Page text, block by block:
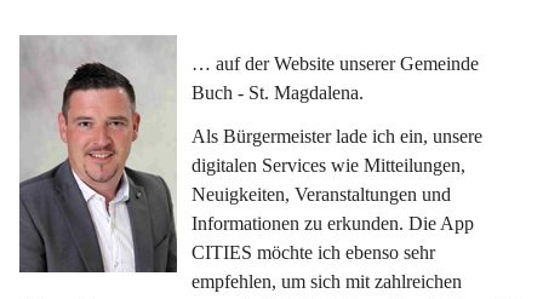
… auf der Website unserer Gemeinde
Buch - St. Magdalena.
Als Bürgermeister lade ich ein, unsere
digitalen Services wie Mitteilungen,
Neuigkeiten, Veranstaltungen und
Informationen zu erkunden. Die App
CITIES möchte ich ebenso sehr
empfehlen, um sich mit zahlreichen